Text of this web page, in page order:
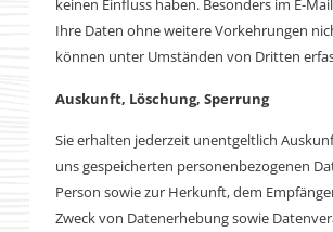
keinen Einfluss haben. Besonders im E-
Ihre Daten ohne weitere Vorkehrungen
können unter Umständen von Dritten
Auskunft, Löschung, Sperrung
Sie erhalten jederzeit unentgeltlich
uns gespeicherten personenbezogenen
Person sowie zur Herkunft, dem
Zweck von Datenerhebung sowie